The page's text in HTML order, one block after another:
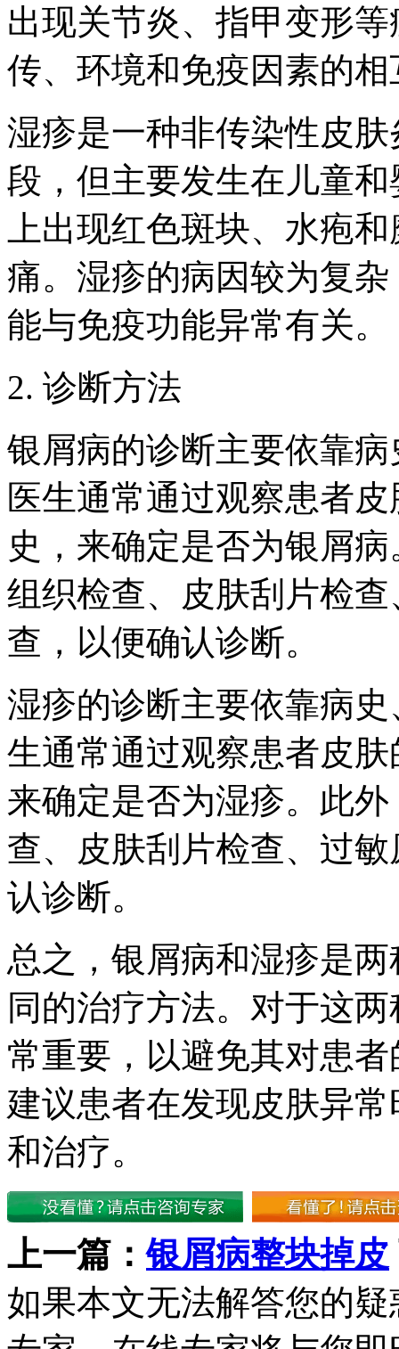
出现关节炎、指甲变形
传、环境和免疫因素的
湿疹是一种非传染性皮
段，但主要发生在儿童
上出现红色斑块、水疱
痛。湿疹的病因较为复
能与免疫功能异常有关。
2. 诊断方法
银屑病的诊断主要依靠
医生通常通过观察患者
史，来确定是否为银屑
组织检查、皮肤刮片检
查，以便确认诊断。
湿疹的诊断主要依靠病
生通常通过观察患者皮
来确定是否为湿疹。此
查、皮肤刮片检查、过
认诊断。
总之，银屑病和湿疹是
同的治疗方法。对于这
常重要，以避免其对患
建议患者在发现皮肤异
和治疗。
上一篇：银屑病整块掉皮
如果本文无法解答您的